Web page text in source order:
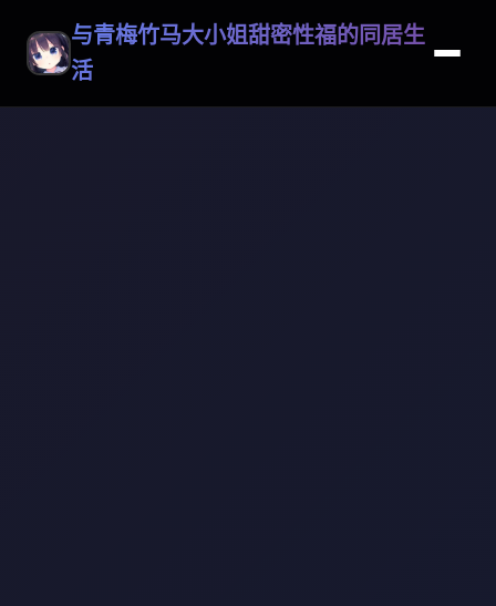
与青梅竹马大小姐甜密性福的同居生
活